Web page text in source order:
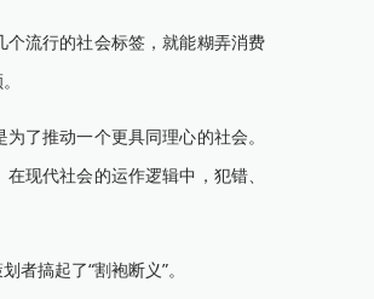
个流行的社会标签，就能糊弄消费
了推动一个更具同理心的社会。
在现代社会的运作逻辑中，犯错、
搞起了“割袍断义”。